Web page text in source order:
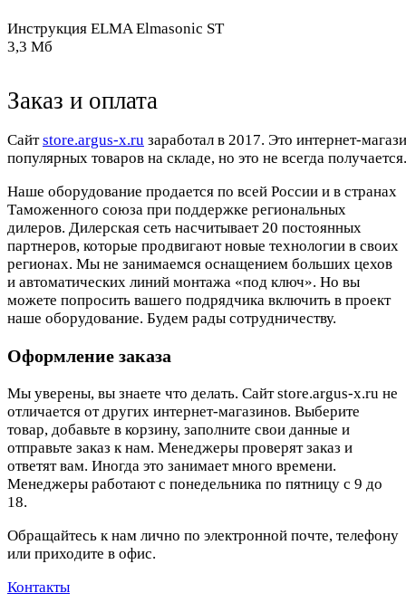
Инструкция ELMA Elmasonic ST
3,3 Мб
Заказ и оплата
Cайтstore.argus-x.ru заработал в 2017. Это интернет-
популярных товаров на складе, но это не всегда
Наше оборудование продается по всей России и в странах
Таможенного союза при поддержке региональных
дилеров. Дилерская сеть насчитывает 20 постоянных
партнеров, которые продвигают новые технологии в своих
регионах. Мы не занимаемся оснащением больших цехов
и автоматических линий монтажа «под ключ». Но вы
можете попросить вашего подрядчика включить в проект
наше оборудование. Будем рады сотрудничеству.
Оформление заказа
Мы уверены, вы знаете что делать. Сайт store.argus-x.ru не
отличается от других интернет-магазинов. Выберите
товар, добавьте в корзину, заполните свои данные и
отправьте заказ к нам. Менеджеры проверят заказ и
ответят вам. Иногда это занимает много времени.
Менеджеры работают с понедельника по пятницу с 9 до
18.
Обращайтесь к нам лично по электронной почте, телефону
или приходите в офис.
Контакты